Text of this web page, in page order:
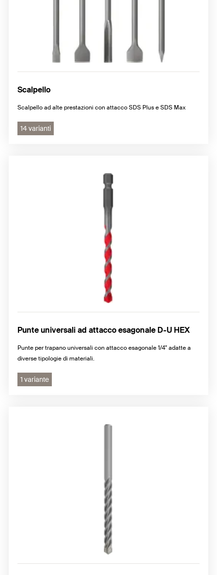
Scalpello
Scalpello ad alte prestazioni con attacco SDS Plus e SDS Max
14 varianti
Punte universali ad attacco esagonale D-U HEX
Punte per trapano universali con attacco esagonale 1/4" adatte a
diverse tipologie di materiali.
1 variante